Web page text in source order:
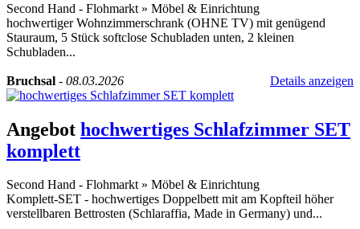
Second Hand - Flohmarkt » Möbel & Einrichtung
hochwertiger Wohnzimmerschrank (OHNE TV) mit genügend
Stauraum, 5 Stück softclose Schubladen unten, 2 kleinen
Schubladen...
Bruchsal - 08.03.2026 Details anzeigen
Angebot hochwertiges Schlafzimmer SET
komplett
Second Hand - Flohmarkt » Möbel & Einrichtung
Komplett-SET - hochwertiges Doppelbett mit am Kopfteil höher
verstellbaren Bettrosten (Schlaraffia, Made in Germany) und...